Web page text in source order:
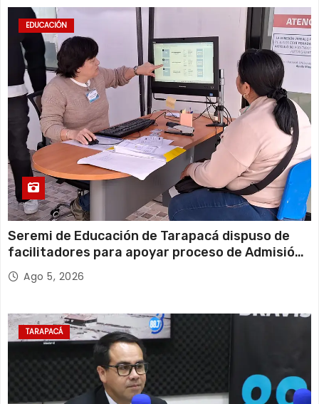
EDUCACIÓN
Seremi de Educación de Tarapacá dispuso de
facilitadores para apoyar proceso de Admisión
Escolar 2027
Ago 5, 2026
TARAPACÁ